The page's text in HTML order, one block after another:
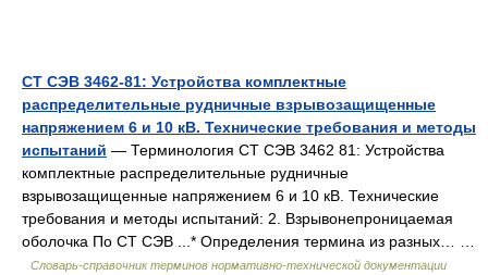
СТ СЭВ 3462-81: Устройства комплектные
распределительные рудничные взрывозащищенные
напряжением 6 и 10 кВ. Технические требования и методы
испытаний — Терминология СТ СЭВ 3462 81: Устройства
комплектные распределительные рудничные
взрывозащищенные напряжением 6 и 10 кВ. Технические
требования и методы испытаний: 2. Взрывонепроницаемая
оболочка По СТ СЭВ ...* Определения термина из разных… …
Словарь-справочник терминов нормативно-технической документации